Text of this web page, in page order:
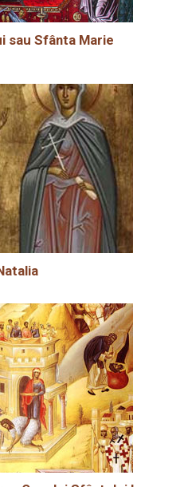
sau Sfânta Marie